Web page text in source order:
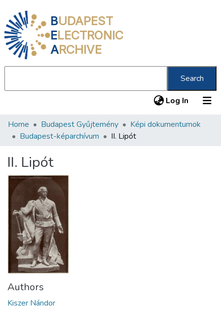
BUDAPEST
ELECTRONIC
ARCHIVE
Search
Log In (current)
Communities & Collections
Statistics
About us
Home Budapest Gyűjtemény
Képi dokumentumok
Budapest-képarchívum
II. Lipót
II. Lipót
Authors
Kiszer Nándor